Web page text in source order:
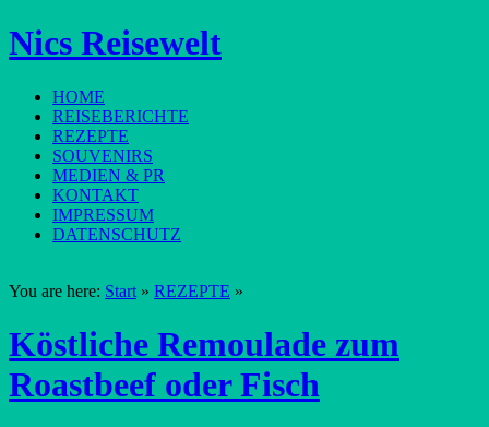
Nics Reisewelt
HOME
REISEBERICHTE
REZEPTE
SOUVENIRS
MEDIEN & PR
KONTAKT
IMPRESSUM
DATENSCHUTZ
You are here: Start » REZEPTE »
Köstliche Remoulade zum
Roastbeef oder Fisch